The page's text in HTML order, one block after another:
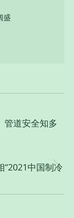
盛
道安全知多
“2021中国制冷